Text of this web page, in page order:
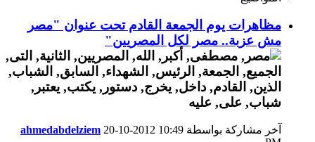
مظاهرات يوم الجمعة القادم تحت عنوان "مصر
مش عزبة.. مصر لكل المصريين"
آخر مشاركة بواسطة ahmedabdelziem 20-10-2012 10:49